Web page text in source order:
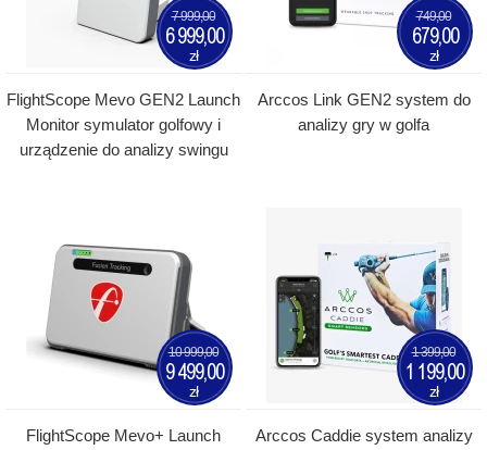
FlightScope Mevo GEN2 Launch
Monitor symulator golfowy i
urządzenie do analizy swingu
7 999,00
6 999,00
zł
Arccos Link GEN2 system do
analizy gry w golfa
749,00
679,00
zł
FlightScope Mevo+ Launch
10 999,00
9 499,00
zł
Arccos Caddie system analizy
1 399,00
1 199,00
zł